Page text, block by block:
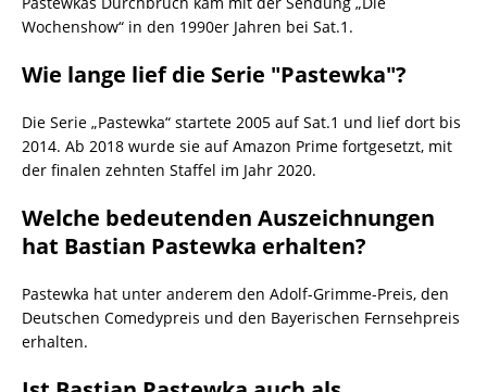
Wochenshow“ in den 1990er Jahren bei Sat.1.
Wie lange lief die Serie "Pastewka"?
Die Serie „Pastewka“ startete 2005 auf Sat.1 und lief dort bis
2014. Ab 2018 wurde sie auf Amazon Prime fortgesetzt, mit
der finalen zehnten Staffel im Jahr 2020.
Welche bedeutenden Auszeichnungen
hat Bastian Pastewka erhalten?
Pastewka hat unter anderem den Adolf-Grimme-Preis, den
Deutschen Comedypreis und den Bayerischen Fernsehpreis
erhalten.